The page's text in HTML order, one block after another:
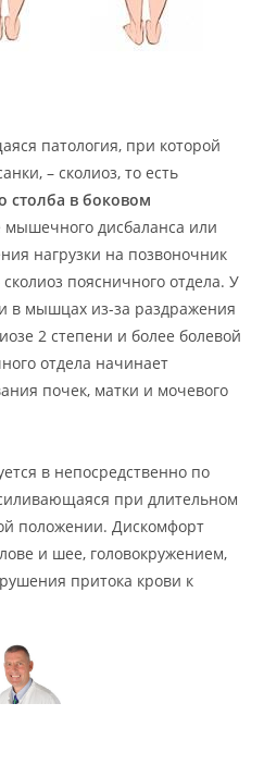
патология, при которой
– сколиоз, то есть
столба в боковом
мышечного дисбаланса или
нагрузки на позвоночник
поясничного отдела. У
в мышцах из-за раздражения
2 степени и более болевой
отдела начинает
почек, матки и мочевого
в непосредственно по
при длительном
положении. Дискомфорт
и шее, головокружением,
притока крови к